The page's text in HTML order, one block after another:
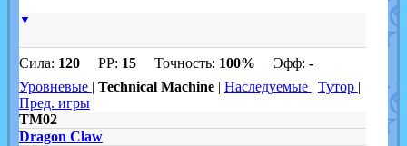
▼
Сила: 120PP: 15Точность: 100% Эфф: -
Уровневые | Technical Machine | Наследуемые | Тутор |
Пред. игры
TM02
Dragon Claw